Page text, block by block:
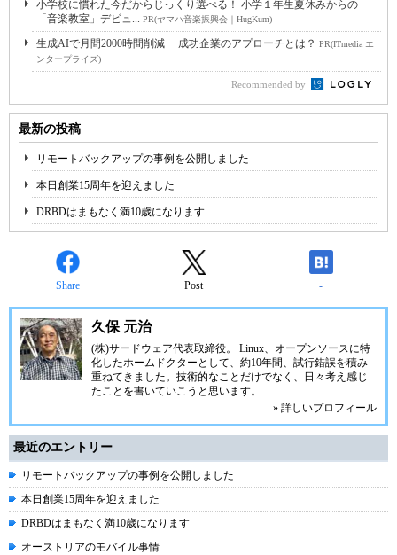
小学校に慣れた今だからじっくり選べる！ 小学１年生夏休みからの
「音楽教室」デビュ... PR(ヤマハ音楽振興会｜HugKum)
生成AIで月間2000時間削減 成功企業のアプローチとは？ PR(ITmedia エ
ンタープライズ)
Recommended by
最新の投稿
リモートバックアップの事例を公開しました
本日創業15周年を迎えました
DRBDはまもなく満10歳になります
Share Post -
久保 元治
(株)サードウェア代表取締役。 Linux、オープンソースに特
化したホームドクターとして、約10年間、試行錯誤を積み
重ねてきました。技術的なことだけでなく、日々考え感じ
たことを書いていこうと思います。
» 詳しいプロフィール
最近のエントリー
リモートバックアップの事例を公開しました
本日創業15周年を迎えました
DRBDはまもなく満10歳になります
オーストリアのモバイル事情